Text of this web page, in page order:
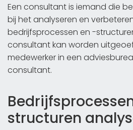
Een consultant is iemand die
bij het analyseren en
bedrijfsprocessen en -
consultant kan worden
medewerker in een
consultant.
structuren